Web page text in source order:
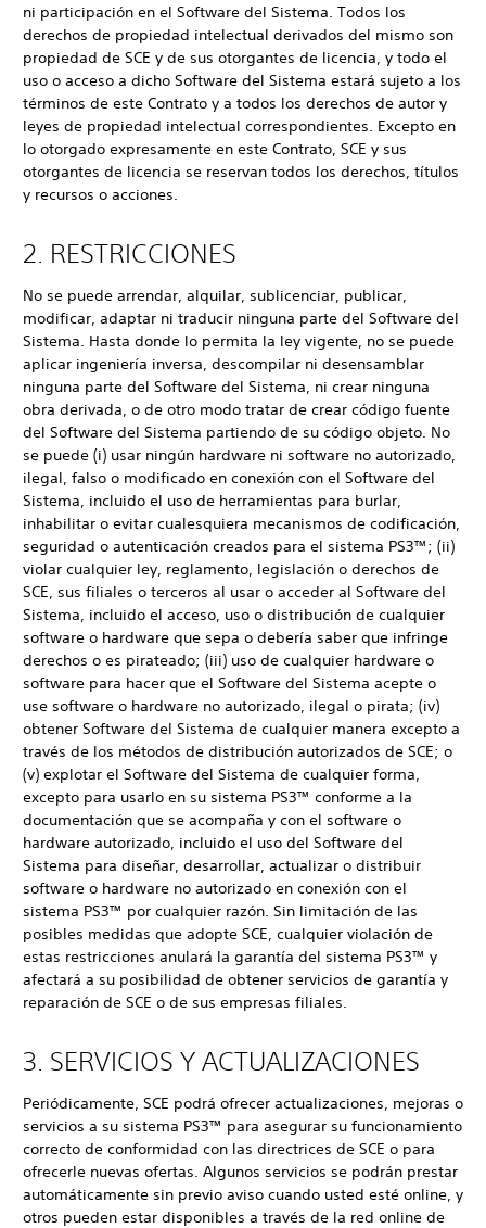
ni participación en el Software del Sistema. Todos los
derechos de propiedad intelectual derivados del mismo son
propiedad de SCE y de sus otorgantes de licencia, y todo el
uso o acceso a dicho Software del Sistema estará sujeto a los
términos de este Contrato y a todos los derechos de autor y
leyes de propiedad intelectual correspondientes. Excepto en
lo otorgado expresamente en este Contrato, SCE y sus
otorgantes de licencia se reservan todos los derechos, títulos
y recursos o acciones.
2. RESTRICCIONES
No se puede arrendar, alquilar, sublicenciar, publicar,
modificar, adaptar ni traducir ninguna parte del Software del
Sistema. Hasta donde lo permita la ley vigente, no se puede
aplicar ingeniería inversa, descompilar ni desensamblar
ninguna parte del Software del Sistema, ni crear ninguna
obra derivada, o de otro modo tratar de crear código fuente
del Software del Sistema partiendo de su código objeto. No
se puede (i) usar ningún hardware ni software no autorizado,
ilegal, falso o modificado en conexión con el Software del
Sistema, incluido el uso de herramientas para burlar,
inhabilitar o evitar cualesquiera mecanismos de codificación,
seguridad o autenticación creados para el sistema PS3™; (ii)
violar cualquier ley, reglamento, legislación o derechos de
SCE, sus filiales o terceros al usar o acceder al Software del
Sistema, incluido el acceso, uso o distribución de cualquier
software o hardware que sepa o debería saber que infringe
derechos o es pirateado; (iii) uso de cualquier hardware o
software para hacer que el Software del Sistema acepte o
use software o hardware no autorizado, ilegal o pirata; (iv)
obtener Software del Sistema de cualquier manera excepto a
través de los métodos de distribución autorizados de SCE; o
(v) explotar el Software del Sistema de cualquier forma,
excepto para usarlo en su sistema PS3™ conforme a la
documentación que se acompaña y con el software o
hardware autorizado, incluido el uso del Software del
Sistema para diseñar, desarrollar, actualizar o distribuir
software o hardware no autorizado en conexión con el
sistema PS3™ por cualquier razón. Sin limitación de las
posibles medidas que adopte SCE, cualquier violación de
estas restricciones anulará la garantía del sistema PS3™ y
afectará a su posibilidad de obtener servicios de garantía y
reparación de SCE o de sus empresas filiales.
3. SERVICIOS Y ACTUALIZACIONES
Periódicamente, SCE podrá ofrecer actualizaciones, mejoras o
servicios a su sistema PS3™ para asegurar su funcionamiento
correcto de conformidad con las directrices de SCE o para
ofrecerle nuevas ofertas. Algunos servicios se podrán prestar
automáticamente sin previo aviso cuando usted esté online, y
otros pueden estar disponibles a través de la red online de